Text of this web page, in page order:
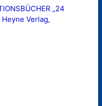
„24
Heyne Verlag,